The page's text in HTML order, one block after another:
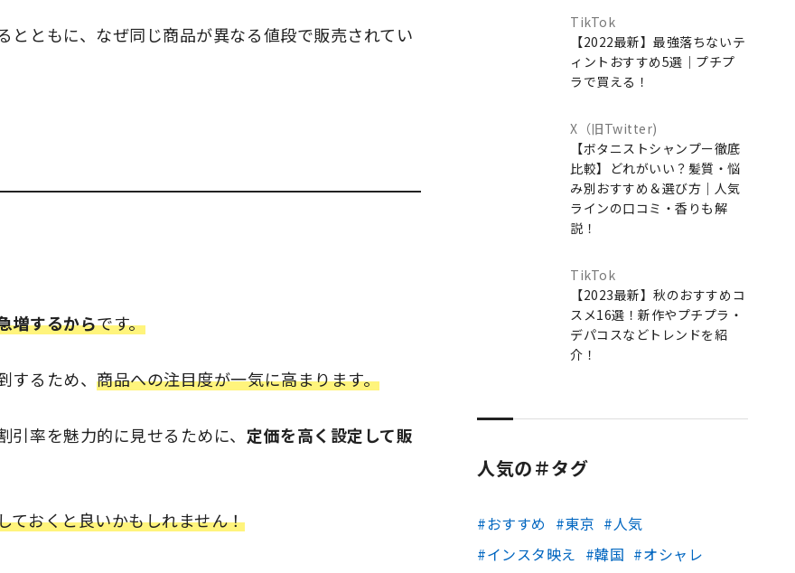
ともに、なぜ同じ商品が異なる値段で販売されてい
増するからです。
するため、商品への注目度が一気に高まります。
率を魅力的に見せるために、 定価を高く設定して販
ておくと良いかもしれません！
TikTok
【2022最新】最強落ちないテ
ィントおすすめ5選｜プチプ
ラで買える！
X（旧Twitter)
【ボタニストシャンプー徹底
比較】どれがいい？髪質・悩
み別おすすめ＆選び方｜人気
ラインの口コミ・香りも解
説！
TikTok
【2023最新】秋のおすすめコ
スメ16選！新作やプチプラ・
デパコスなどトレンドを紹
介！
人気の＃タグ
おすすめ 東京
人気
インスタ映え
韓国
オシャレ